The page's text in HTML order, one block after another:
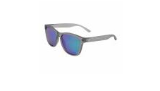
Quick View